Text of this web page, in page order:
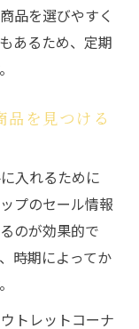
品を選びやすく
あるため、定期
品を見つける
入れるために
プのセール情報
のが効果的で
時期によってか
トレットコーナ